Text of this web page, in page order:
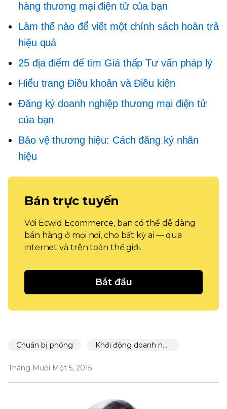
hàng thương mại điện tử của bạn
Làm thế nào để viết một chính sách hoàn trả
hiệu quả
25 địa điểm để tìm Giá thấp Tư vấn pháp lý
Hiểu trang Điều khoản và Điều kiện
Đăng ký doanh nghiệp thương mại điện tử
của bạn
Bảo vệ thương hiệu: Cách đăng ký nhãn
hiệu
Bán trực tuyến
Với Ecwid Ecommerce, bạn có thể dễ dàng
bán hàng ở mọi nơi, cho bất kỳ ai — qua
internet và trên toàn thế giới.
Bắt đầu
Chuẩn bị phóng Khởi động doanh nghiệp trong 30 ngày
Tháng Mười Một 5, 2015